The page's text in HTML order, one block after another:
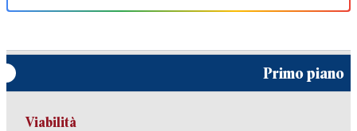
Primo piano
Viabilità